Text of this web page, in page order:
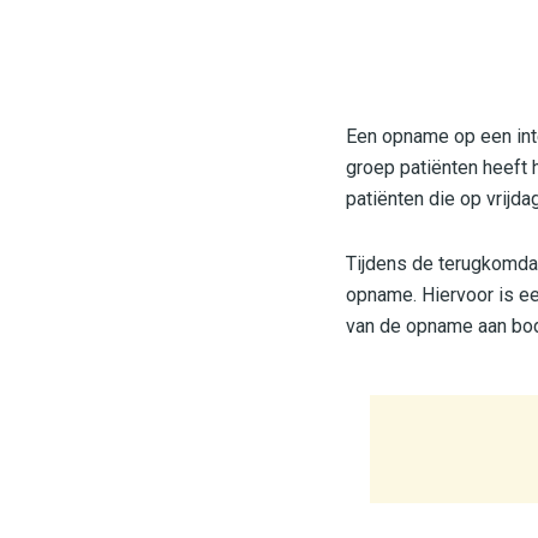
Een opname op een
groep patiënten heeft
patiënten die op
Tijdens de
opname. Hiervoor is
van de opname aan